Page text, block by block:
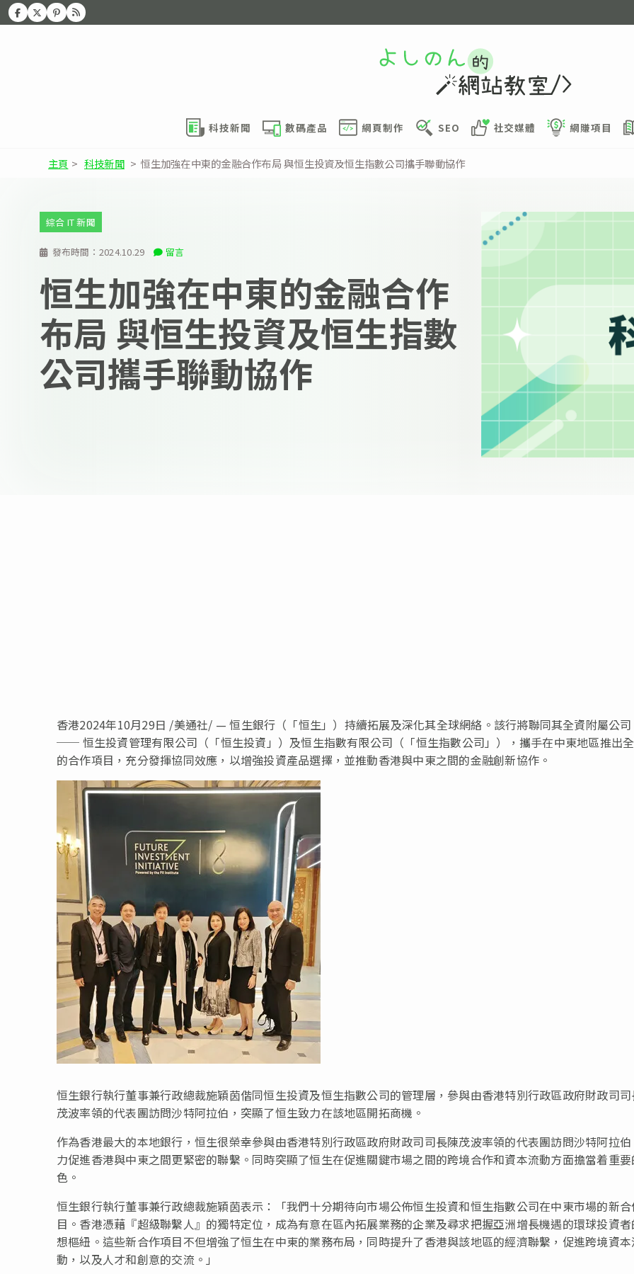
科技新聞 數碼產品 網頁制作 SEO 社交媒體 網賺項目
主頁 > 科技新聞 > 恒生加強在中東的金融合作布局 與恒生投資及恒生指數公司攜手聯動協作
發布時間： 2024.10.29 留言
綜合 IT 新聞
恒生加強在中東的金融合作
布局 與恒生投資及恒生指數
公司攜手聯動協作
香港2024年10月29日 /美通社/ — 恒生銀行（「恒生」）持續拓展及深化其全球網絡。該行將聯同其全資附屬公司
── 恒生投資管理有限公司（「恒生投資」）及恒生指數有限公司（「恒生指數公司」），攜手在中東地區推出
的合作項目，充分發揮協同效應，以增強投資產品選擇，並推動香港與中東之間的金融創新協作。
恒生銀行執行董事兼行政總裁施穎茵偕同恒生投資及恒生指數公司的管理層，參與由香港特別行政區政府財政司司
茂波率領的代表團訪問沙特阿拉伯，突顯了恒生致力在該地區開拓商機。
作為香港最大的本地銀行，恒生很榮幸參與由香港特別行政區政府財政司司長陳茂波率領的代表團訪問沙特阿拉伯
力促進香港與中東之間更緊密的聯繫。同時突顯了恒生在促進關鍵市場之間的跨境合作和資本流動方面擔當着重要
色。
恒生銀行執行董事兼行政總裁施穎茵表示：「我們十分期待向市場公佈恒生投資和恒生指數公司在中東市場的新合
目。香港憑藉『超級聯繫人』的獨特定位，成為有意在區內拓展業務的企業及尋求把握亞洲增長機遇的環球投資者
想樞紐。這些新合作項目不但增強了恒生在中東的業務布局，同時提升了香港與該地區的經濟聯繫，促進跨境資本
動，以及人才和創意的交流。」